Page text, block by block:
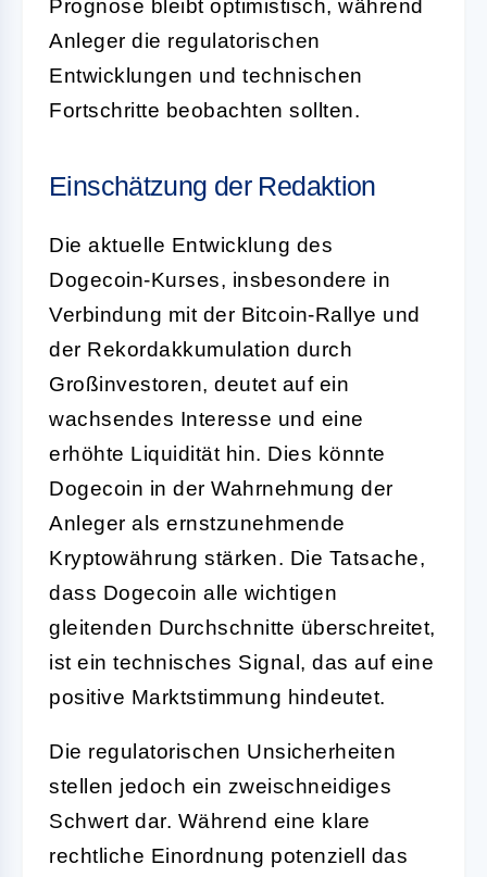
Prognose bleibt optimistisch, während
Anleger die regulatorischen
Entwicklungen und technischen
Fortschritte beobachten sollten.
Einschätzung der Redaktion
Die aktuelle Entwicklung des
Dogecoin-Kurses, insbesondere in
Verbindung mit der Bitcoin-Rallye und
der Rekordakkumulation durch
Großinvestoren, deutet auf ein
wachsendes Interesse und eine
erhöhte Liquidität hin. Dies könnte
Dogecoin in der Wahrnehmung der
Anleger als ernstzunehmende
Kryptowährung stärken. Die Tatsache,
dass Dogecoin alle wichtigen
gleitenden Durchschnitte überschreitet,
ist ein technisches Signal, das auf eine
positive Marktstimmung hindeutet.
Die regulatorischen Unsicherheiten
stellen jedoch ein zweischneidiges
Schwert dar. Während eine klare
rechtliche Einordnung potenziell das